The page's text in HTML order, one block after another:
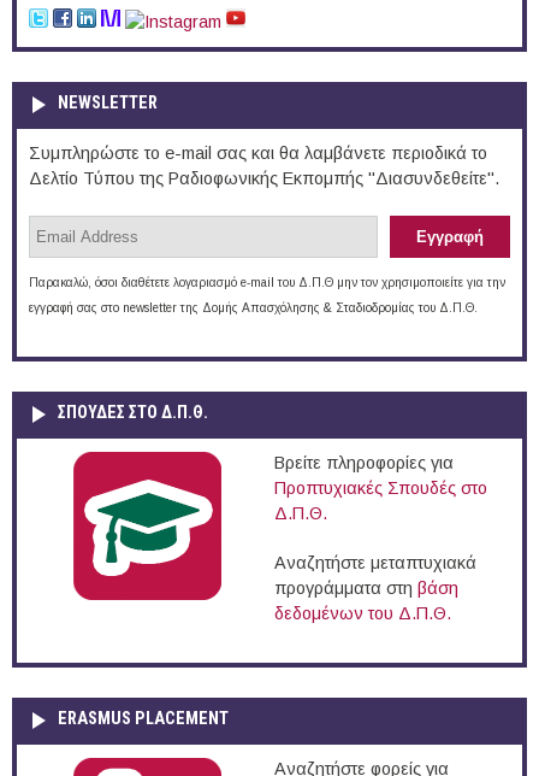
NEWSLETTER
Συμπληρώστε το e-mail σας και θα λαμβάνετε περιοδικά το
Δελτίο Τύπου της Ραδιοφωνικής Εκπομπής "Διασυνδεθείτε".
Παρακαλώ, όσοι διαθέτετε λογαριασμό e-mail του Δ.Π.Θ μην τον χρησιμοποιείτε για την
εγγραφή σας στο newsletter της Δομής Απασχόλησης & Σταδιοδρομίας του Δ.Π.Θ.
ΣΠΟΥΔΈΣ ΣΤΟ Δ.Π.Θ.
Βρείτε πληροφορίες για
Προπτυχιακές Σπουδές στο
Δ.Π.Θ.
Αναζητήστε μεταπτυχιακά
προγράμματα στη βάση
δεδομένων του Δ.Π.Θ.
ERASMUS PLACEMENT
Αναζητήστε φορείς για